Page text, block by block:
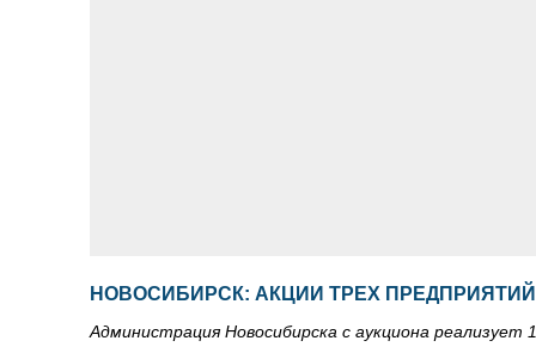
НОВОСИБИРСК: АКЦИИ ТРЕХ
Администрация Новосибирска с аукциона реализует